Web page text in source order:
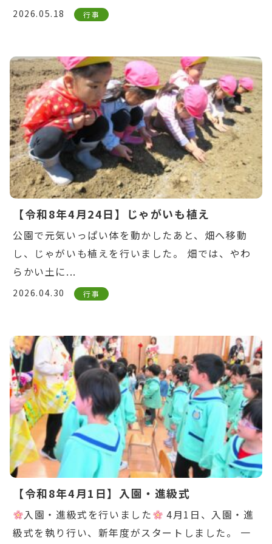
2026.05.18 行事
Warning: Undefined variable $post_id in
/home/ikuyoukai/ikuyoukai.jp/public_html/
content/themes/aoba/lib/include/news-
box.phpon line7
【令和8年4月24日】じゃがいも植え
公園で元気いっぱい体を動かしたあと、畑へ移動
し、じゃがいも植えを行いました。 畑では、やわ
らかい土に...
2026.04.30 行事
Warning: Undefined variable $post_id in
/home/ikuyoukai/ikuyoukai.jp/public_html/
content/themes/aoba/lib/include/news-
box.phpon line7
【令和8年4月1日】入園・進級式
入園・進級式を行いました
4月1日、入園・進
級式を執り行い、新年度がスタートしました。 一